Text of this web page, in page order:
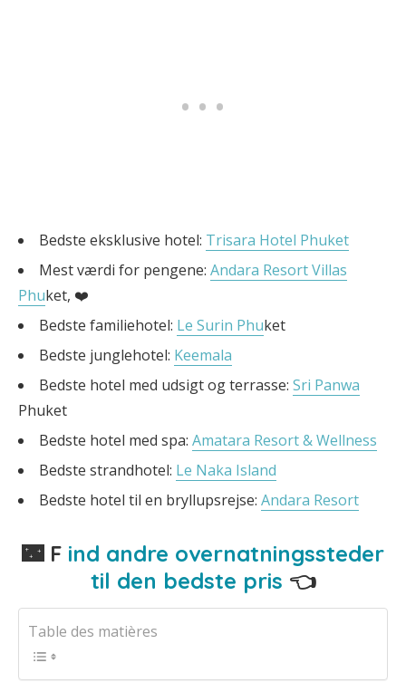
Bedste eksklusive hotel: Trisara Hotel Phuket
Mest værdi for pengene: Andara Resort Villas
Phuket, ❤️
Bedste familiehotel: Le Surin Phuket
Bedste junglehotel: Keemala
Bedste hotel med udsigt og terrasse: Sri Panwa
Phuket
Bedste hotel med spa: Amatara Resort & Wellness
Bedste strandhotel: Le Naka Island
Bedste hotel til en bryllupsrejse: Andara Resort
🌃 F ind andre overnatningssteder
til den bedste pris 👈
Table des matières